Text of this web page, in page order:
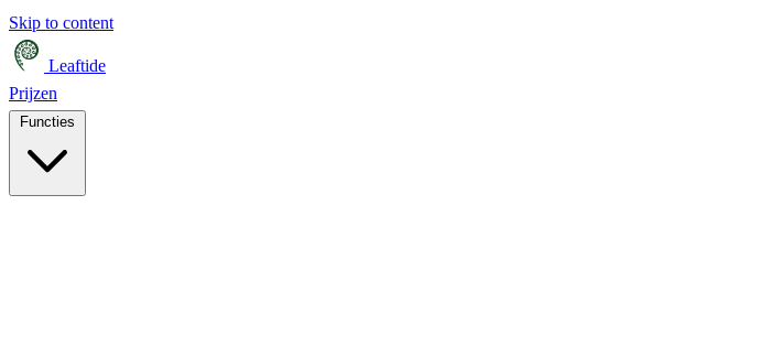
Skip to content
Leaftide
Prijzen